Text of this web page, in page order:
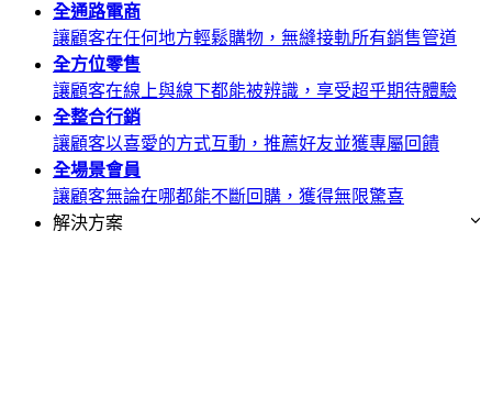
全通路電商
讓顧客在任何地方輕鬆購物，無縫接軌所有銷售管道
全方位零售
讓顧客在線上與線下都能被辨識，享受超乎期待體驗
全整合行銷
讓顧客以喜愛的方式互動，推薦好友並獲專屬回饋
全場景會員
讓顧客無論在哪都能不斷回購，獲得無限驚喜
解決方案